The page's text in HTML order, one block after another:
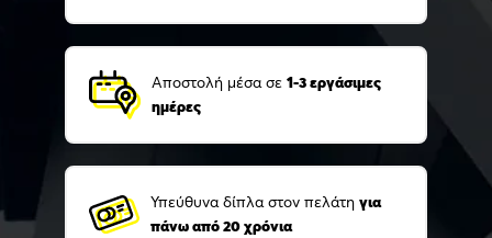
Αποστολή μέσα σε 1-3 εργάσιμες
ημέρες
Υπεύθυνα δίπλα στον πελάτη για
πάνω από 20 χρόνια